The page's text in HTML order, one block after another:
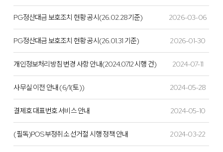
PG정산대금 보호조치 현황 공시(26.02.28기준) 2026-03-06
PG정산대금 보호조치 현황 공시(26.01.31 기준) 2026-01-30
개인정보처리방침 변경 사항 안내(2024.07.12 시행 건) 2024-07-11
사무실 이전 안내 (6/1(토)) 2024-05-28
결제호 대표번호 서비스 안내 2024-05-10
(필독)POS 부정취소 선거절 시행 정책 안내 2024-03-22